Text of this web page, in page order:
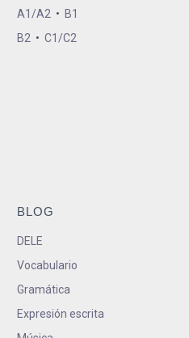
A1/A2 • B1
B2 • C1/C2
BLOG
DELE
Vocabulario
Gramática
Expresión escrita